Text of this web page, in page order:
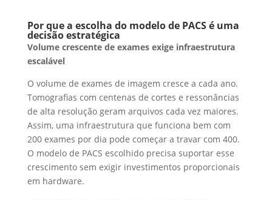
Por que a escolha do modelo de PACS é uma
decisão estratégica
Volume crescente de exames exige infraestrutura
escalável
O volume de exames de imagem cresce a cada ano.
Tomografias com centenas de cortes e ressonâncias
de alta resolução geram arquivos cada vez maiores.
Assim, uma infraestrutura que funciona bem com
200 exames por dia pode começar a travar com 400.
O modelo de PACS escolhido precisa suportar esse
crescimento sem exigir investimentos proporcionais
em hardware.